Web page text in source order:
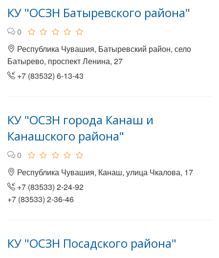
КУ "ОСЗН Батыревского района"
0
Республика Чувашия, Батыревский район, село
Батырево, проспект Ленина, 27
+7 (83532) 6-13-43
КУ "ОСЗН города Канаш и
Канашского района"
0
Республика Чувашия, Канаш, улица Чкалова, 17
+7 (83533) 2-24-92
+7 (83533) 2-36-46
КУ "ОСЗН Посадского района"